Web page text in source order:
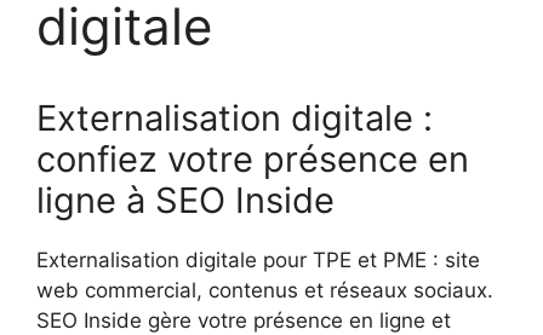
digitale
Externalisation digitale :
confiez votre présence en
ligne à SEO Inside
Externalisation digitale pour TPE et PME : site
web commercial, contenus et réseaux sociaux.
SEO Inside gère votre présence en ligne et